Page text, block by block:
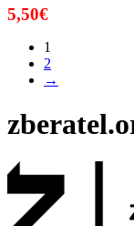
5,50€
1
2
→